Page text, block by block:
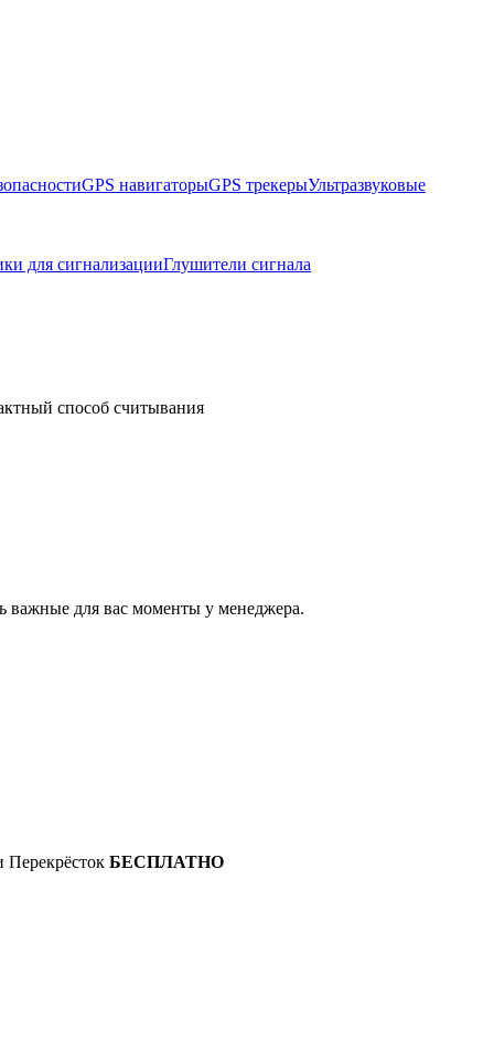
GPS навигаторыGPS трекерыУльтразвуковые
для сигнализацииГлушители сигнала
способ считывания
важные для вас моменты у менеджера.
Перекрёсток БЕСПЛАТНО